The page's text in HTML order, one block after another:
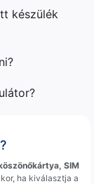
készülék
SIM
ha kiválasztja a